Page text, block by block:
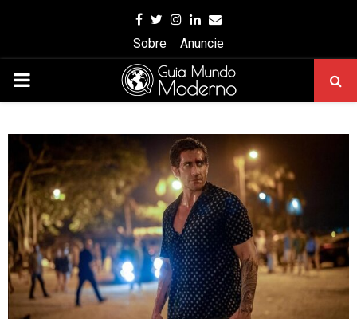
Facebook
Twitter
Instagram
Linkedin
Email
Sobre
Anuncie
PRIMARY